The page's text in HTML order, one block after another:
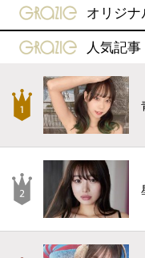
gravure-
オリジナ
gravure-
人気記事